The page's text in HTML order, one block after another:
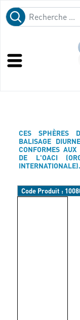
CES SPHÈRES
BALISAGE
CONFORMES
DE L'OACI
INTERNATIONALE).
Code Produit :